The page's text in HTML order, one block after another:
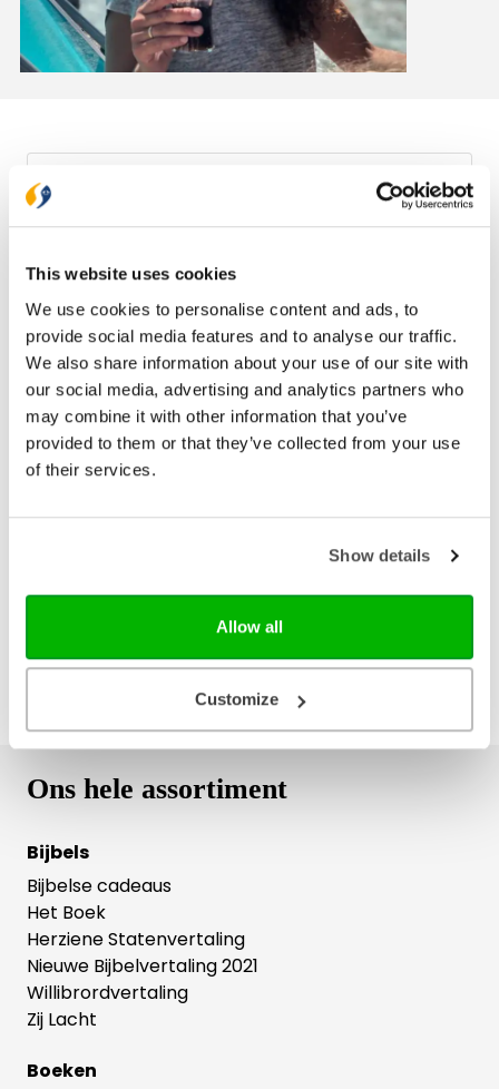
This website uses cookies
We use cookies to personalise content and ads, to
provide social media features and to analyse our traffic.
We also share information about your use of our site with
our social media, advertising and analytics partners who
may combine it with other information that you’ve
provided to them or that they’ve collected from your use
of their services.
Show details
Allow all
Customize
€ 19,99
Ons hele assortiment
Bijbels
Bijbelse cadeaus
Het Boek
Herziene Statenvertaling
Nieuwe Bijbelvertaling 2021
Willibrordvertaling
Zij Lacht
Boeken